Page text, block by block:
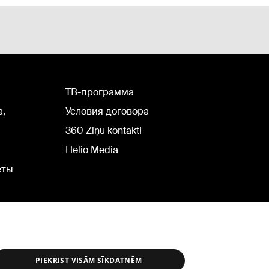
TВ-программа
Условия договора
360 Ziņu kontakti
Helio Media
PIEKRIST VISĀM SĪKDATNĒM